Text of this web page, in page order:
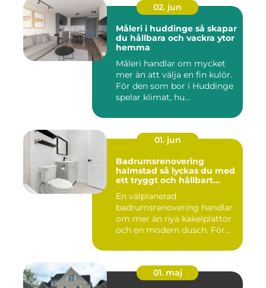
02. jun
Måleri i huddinge så skapar
du hållbara och vackra ytor
hemma
Måleri handlar om mycket
mer än att välja en fin kulör.
För den som bor i Huddinge
spelar klimat, hu...
01. jun
Badrumsrenovering
halmstad så lyckas du med
ett tryggt och hållbart
En välplanerad
badrumsrenovering handlar
om mer än nya kakelplattor
och en modern dusch. För
01. maj